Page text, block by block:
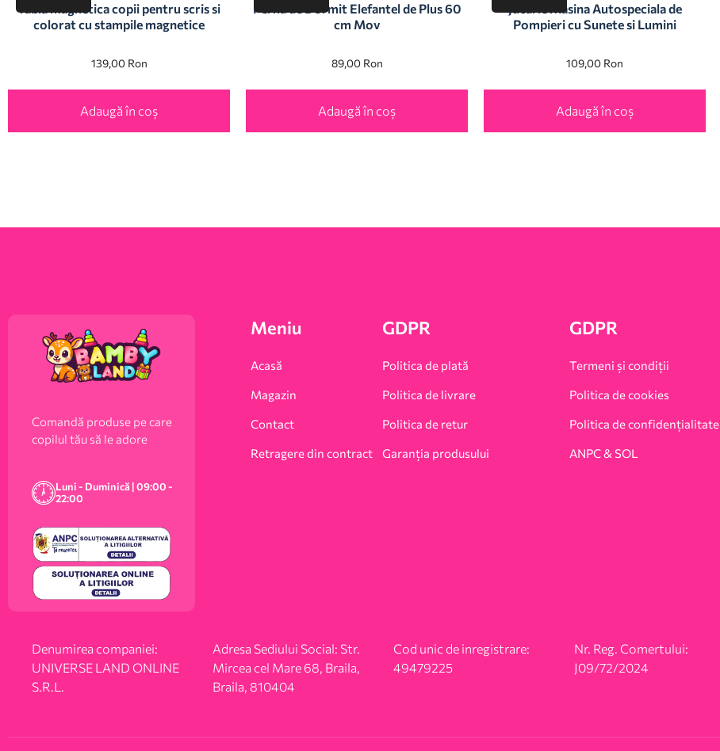
Tabla magnetica copii pentru scris si
colorat cu stampile magnetice
139,00 Ron
Adaugă în coș
Perna de Dormit Elefantel de Plus 60
cm Mov
89,00 Ron
Adaugă în coș
Jucarie Masina Autospeciala de
Pompieri cu Sunete si Lumini
109,00 Ron
Adaugă în coș
Comandă produse pe care
copilul tău să le adore
Luni - Duminică | 09:00 -
22:00
Meniu
Acasă
Magazin
Contact
Retragere din contract
GDPR
Politica de plată
Politica de livrare
Politica de retur
Garanția produsului
GDPR
Termeni și condiții
Politica de cookies
Politica de confidențialitate
ANPC & SOL
Denumirea companiei:
UNIVERSE LAND ONLINE
S.R.L.
Adresa Sediului Social: Str.
Mircea cel Mare 68, Braila,
Braila, 810404
Cod unic de inregistrare:
49479225
Nr. Reg. Comertului:
J09/72/2024